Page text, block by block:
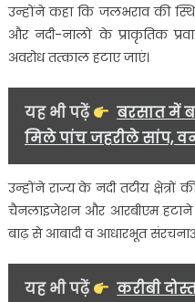
उन्होंने कहा कि जलभराव की
और नदी-नालों के प्राकृतिक
अवरोध तत्काल हटाए जाएं।
यह भी पढ़ें
बरसात में
मिले पांच जहरीले सांप,
उन्होंने राज्य के नदी तटीय
चैनलाइजेशन और आरबीएम हटाने
बाढ़ से आबादी व आधारभूत
यह भी पढ़ें
करीबी